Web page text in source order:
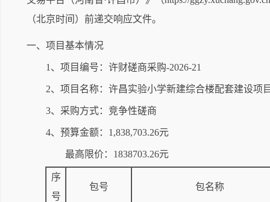
（北京时间）前递交响应文件。
一、项目基本情况
1、项目编号：许财磋商采购-2026-21
2、项目名称：许昌实验小学新建综合楼配套建设项
3、采购方式：竞争性磋商
4、预算金额：1,838,703.26元
最高限价：1838703.26元
序
号
包号 包名称